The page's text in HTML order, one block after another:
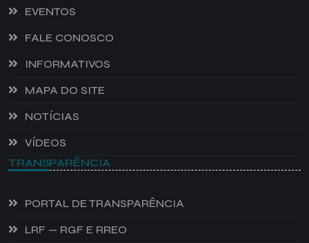
EVENTOS
FALE CONOSCO
INFORMATIVOS
MAPA DO SITE
NOTÍCIAS
VÍDEOS
TRANSPARÊNCIA
PORTAL DE TRANSPARÊNCIA
LRF — RGF E RREO